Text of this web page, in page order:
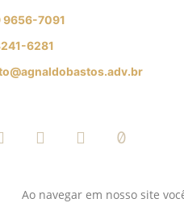
9656-7091
6281
Ao navegar em nosso site